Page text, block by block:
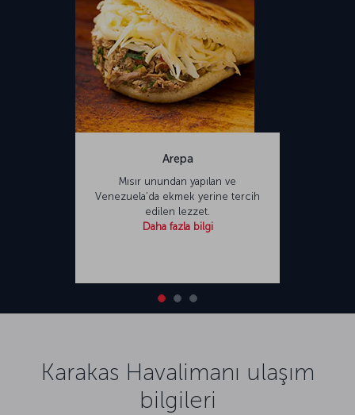
Arepa
Mısır unundan yapılan ve
Venezuela’da ekmek yerine tercih
edilen lezzet.
Daha fazla bilgi
Karakas Havalimanı ulaşım
bilgileri